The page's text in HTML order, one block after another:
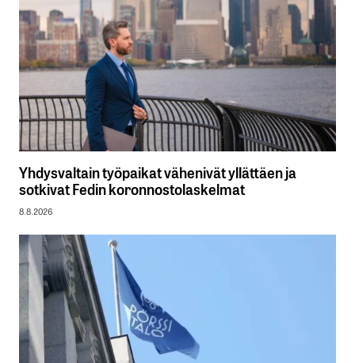
Yhdysvaltain työpaikat vähenivät yllättäen ja
sotkivat Fedin koronnostolaskelmat
8.8.2026